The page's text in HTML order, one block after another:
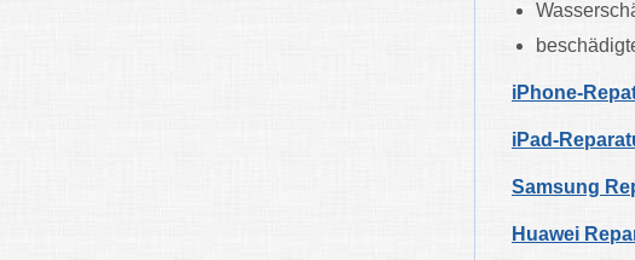
iPhone-
iPad-
Samsung
Huawei